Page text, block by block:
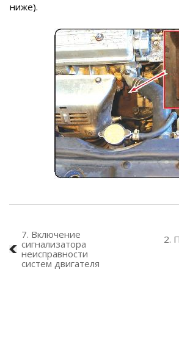
ниже).
7. Включение
сигнализатора
неисправности
систем двигателя
2.